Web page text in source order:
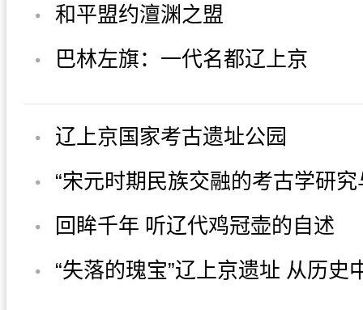
和平盟约澶渊之盟
巴林左旗：一代名都辽上京
辽上京国家考古遗址公园
回眸千年 听辽代鸡冠壶的自述